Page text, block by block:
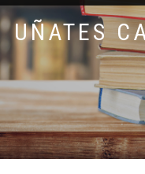
UÑATES